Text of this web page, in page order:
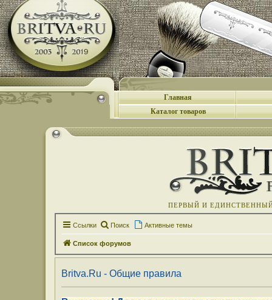
Главная
Каталог товаров
ПЕРВЫЙ И
Ссылки Поиск Активные темы
Список форумов
Britva.Ru - Общие правила